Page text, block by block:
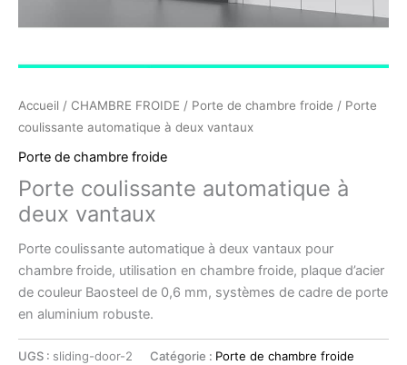
Accueil / CHAMBRE FROIDE / Porte de chambre froide / Porte
coulissante automatique à deux vantaux
Porte de chambre froide
Porte coulissante automatique à
deux vantaux
Porte coulissante automatique à deux vantaux pour
chambre froide, utilisation en chambre froide, plaque d’acier
de couleur Baosteel de 0,6 mm, systèmes de cadre de porte
en aluminium robuste.
UGS : sliding-door-2 Catégorie : Porte de chambre froide